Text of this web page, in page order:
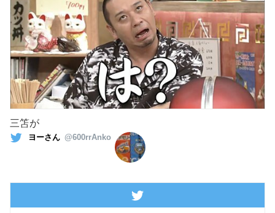
三笘が
ヨーさん @600rrAnko